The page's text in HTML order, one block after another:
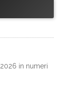
in numeri